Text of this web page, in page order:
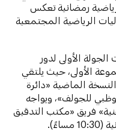
رمضانية تعكس
الرياضية المجتمعية
الأولى لدور
الأولى، حيث يلتقي
مساءً) بطل النسخة الماضية «دائرة
للجولف»، ويواجه
فريق «مكتب التدقيق